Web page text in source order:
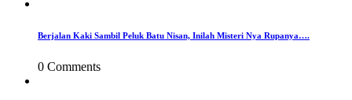
Berjalan Kaki Sambil Peluk Batu Nisan, Inilah Misteri Nya Rupanya….
0 Comments